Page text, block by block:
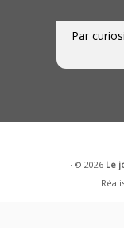
Par
· © 2026 Le